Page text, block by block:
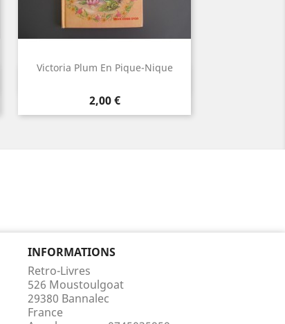
Victoria Plum En Pique-Nique
Prix
2,00 €
INFORMATIONS
Retro-Livres
526 Moustoulgoat
29380 Bannalec
France